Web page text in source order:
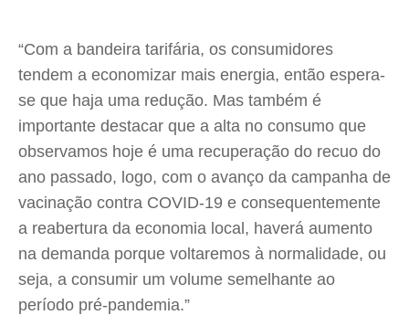
“Com a bandeira tarifária, os consumidores
tendem a economizar mais energia, então espera-
se que haja uma redução. Mas também é
importante destacar que a alta no consumo que
observamos hoje é uma recuperação do recuo do
ano passado, logo, com o avanço da campanha de
vacinação contra COVID-19 e consequentemente
a reabertura da economia local, haverá aumento
na demanda porque voltaremos à normalidade, ou
seja, a consumir um volume semelhante ao
período pré-pandemia.”